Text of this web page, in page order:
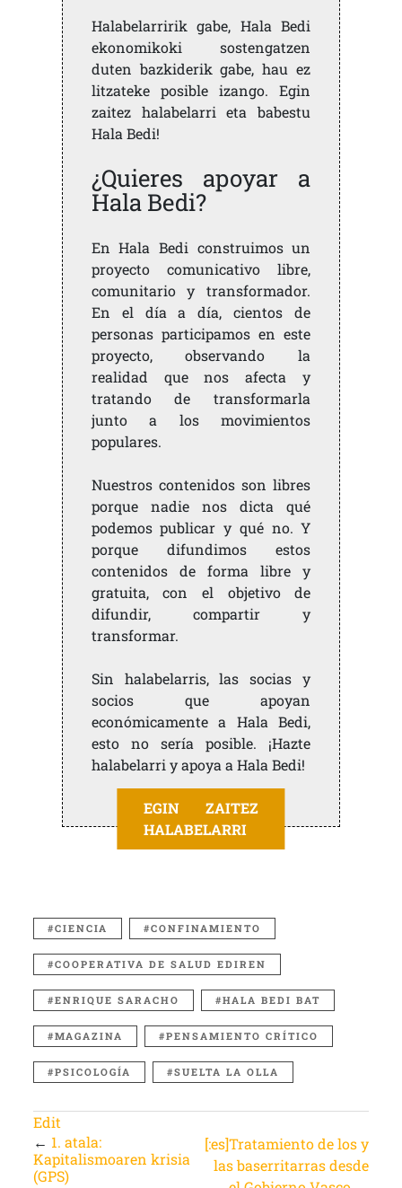
Halabelarririk gabe, Hala Bedi
ekonomikoki sostengatzen
duten bazkiderik gabe, hau ez
litzateke posible izango. Egin
zaitez halabelarri eta babestu
Hala Bedi!
¿Quieres apoyar a
Hala Bedi?
En Hala Bedi construimos un
proyecto comunicativo libre,
comunitario y transformador.
En el día a día, cientos de
personas participamos en este
proyecto, observando la
realidad que nos afecta y
tratando de transformarla
junto a los movimientos
populares.
Nuestros contenidos son libres
porque nadie nos dicta qué
podemos publicar y qué no. Y
porque difundimos estos
contenidos de forma libre y
gratuita, con el objetivo de
difundir, compartir y
transformar.
Sin halabelarris, las socias y
socios que apoyan
económicamente a Hala Bedi,
esto no sería posible. ¡Hazte
halabelarri y apoya a Hala Bedi!
EGIN ZAITEZ
HALABELARRI
CIENCIA CONFINAMIENTO
COOPERATIVA DE SALUD EDIREN
ENRIQUE SARACHO HALA BEDI BAT
MAGAZINA PENSAMIENTO CRÍTICO
PSICOLOGÍA SUELTA LA OLLA
Edit
← 1. atala:
Kapitalismoaren krisia
(GPS)
[:es]Tratamiento de los y
las baserritarras desde